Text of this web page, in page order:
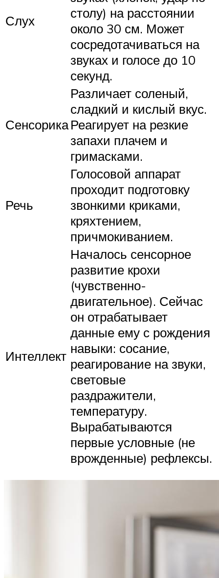
Слух
столу) на расстоянии
около 30 см. Может
сосредотачиваться на
звуках и голосе до 10
секунд.
Сенсорика
Различает соленый,
сладкий и кислый вкус.
Реагирует на резкие
запахи плачем и
гримасками.
Речь
Голосовой аппарат
проходит подготовку
звонкими криками,
кряхтением,
причмокиванием.
Интеллект
Началось сенсорное
развитие крохи
(чувственно-
двигательное). Сейчас
он отрабатывает
данные ему с рождения
навыки: сосание,
реагирование на звуки,
световые
раздражители,
температуру.
Вырабатываются
первые условные (не
врожденные) рефлексы.